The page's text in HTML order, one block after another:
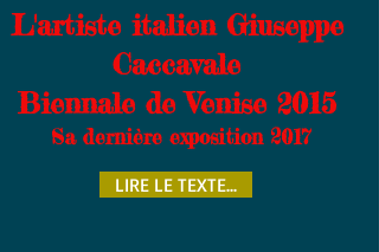
L'artiste italien Giuseppe
Caccavale
Biennale de Venise 2015
Sa dernière exposition 2017
LIRE LE TEXTE...